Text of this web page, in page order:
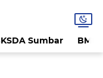
Sumbar